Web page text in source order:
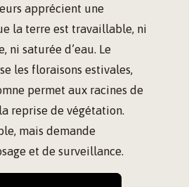
apprécient une
la terre est travaillable, ni
ni saturée d’eau. Le
les floraisons estivales,
permet aux racines de
reprise de végétation.
mais demande
et de surveillance.